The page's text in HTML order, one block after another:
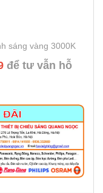
sáng vàng 3000K
để tư vẫn hỗ